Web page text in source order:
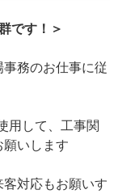
です！＞
務のお仕事に従
して、工事関
いします
対応もお願いす